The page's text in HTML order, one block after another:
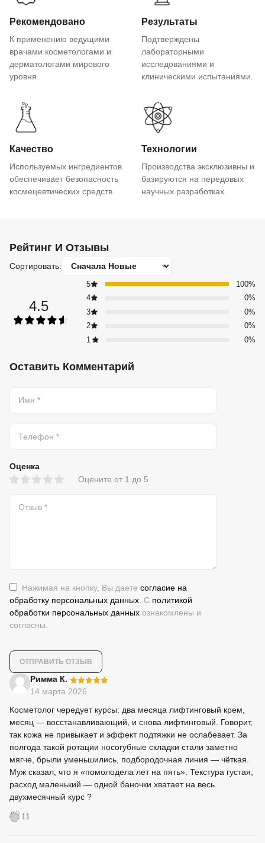
Рекомендовано
К применению ведущими
врачами косметологами и
дерматологами мирового
уровня.
Результаты
Подтверждены
лабораторными
исследованиями и
клиническими испытаниями.
Качество
Используемых ингредиентов
обеспечивает безопасность
космецевтических средств.
Технологии
Производства эксклюзивны и
базируются на передовых
научных разработках.
Рейтинг И Отзывы
Сортировать:
4.5
5
100%
4
0%
3
0%
2
0%
1
0%
Оставить Комментарий
Оценка
Оцените от 1 до 5
Нажимая на кнопку, Вы даете согласие на
обработку персональных данных . С политикой
обработки персональных данных ознакомлены и
согласны.
Римма К.
14 марта 2026
Косметолог чередует курсы: два месяца лифтинговый крем,
месяц — восстанавливающий, и снова лифтинговый. Говорит,
так кожа не привыкает и эффект подтяжки не ослабевает. За
полгода такой ротации носогубные складки стали заметно
мягче, брыли уменьшились, подбородочная линия — чёткая.
Муж сказал, что я «помолодела лет на пять». Текстура густая,
расход маленький — одной баночки хватает на весь
двухмесячный курс ?
11